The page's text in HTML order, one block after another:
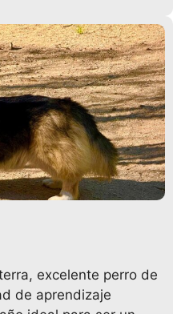
excelente perro de
de aprendizaje